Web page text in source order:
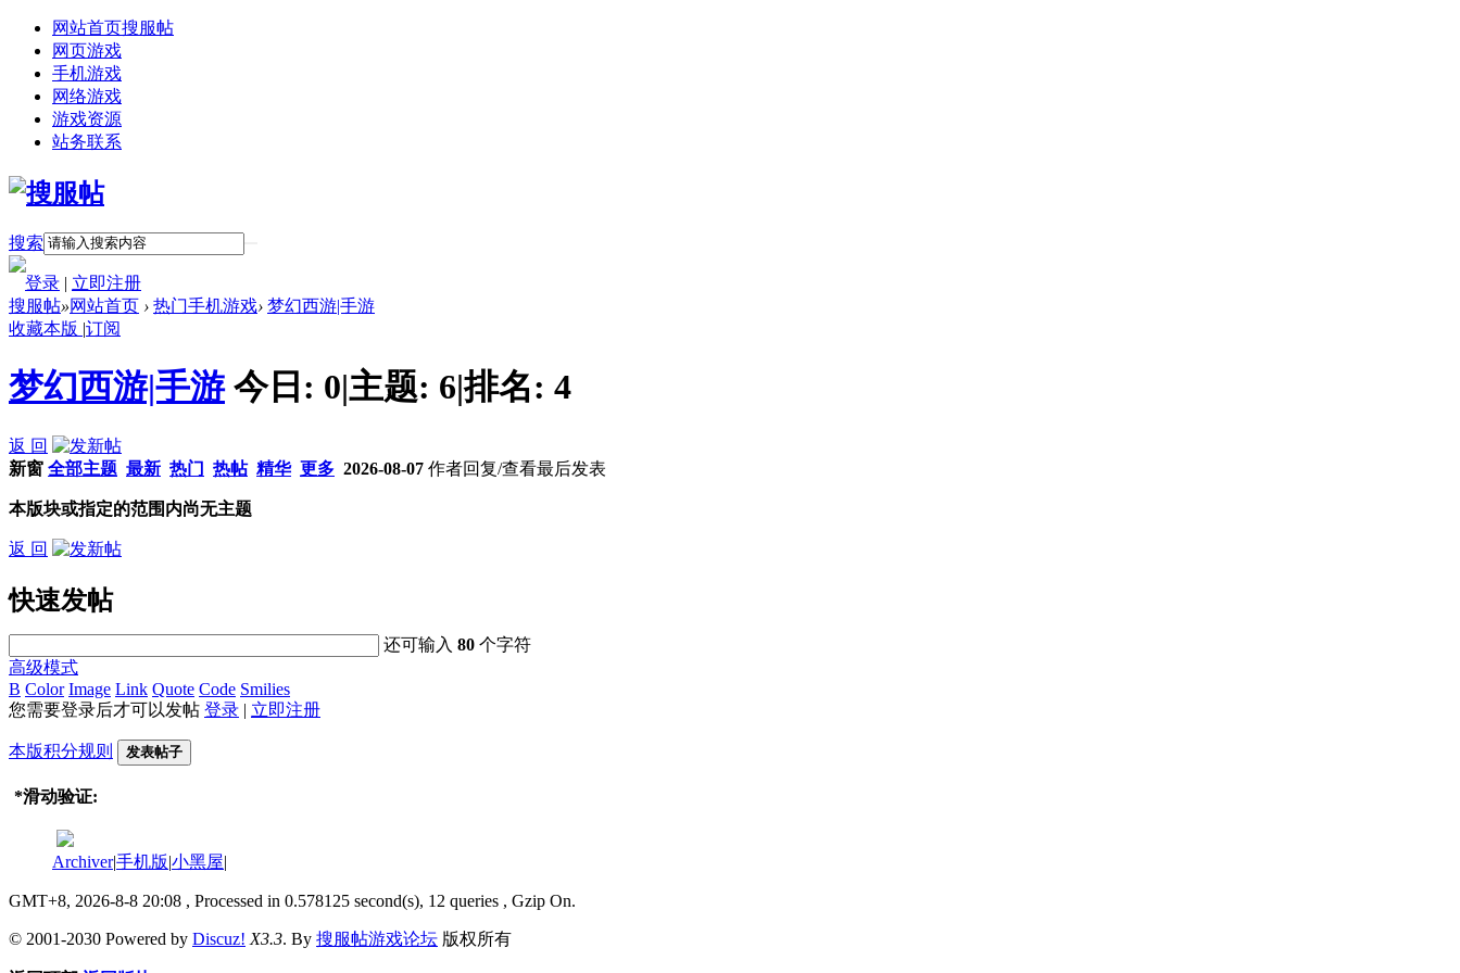
网站首页搜服帖
网页游戏
手机游戏
网络游戏
游戏资源
站务联系
搜索
登录 | 立即注册
搜服帖»网站首页 › 热门手机游戏› 梦幻西游|手游
收藏本版 |订阅
梦幻西游|手游 今日: 0|主题: 6|排名: 4
返 回
新窗 全部主题 最新 热门 热帖 精华 更多 2026-08-07 作者回复/查看最后发表
本版块或指定的范围内尚无主题
返 回
快速发帖
还可输入80 个字符
高级模式
B Color Image Link Quote Code Smilies
您需要登录后才可以发帖 登录 | 立即注册
本版积分规则 发表帖子
*滑动验证:
Archiver|手机版|小黑屋|
GMT+8, 2026-8-8 20:08 , Processed in 0.578125 second(s), 12 queries , Gzip On.
© 2001-2030 Powered by Discuz! X3.3. By 搜服帖游戏论坛 版权所有